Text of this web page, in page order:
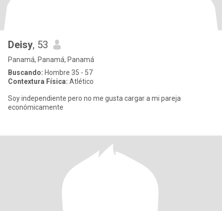
Deisy, 53
Panamá, Panamá, Panamá
Buscando: Hombre 35 - 57
Contextura Física: Atlético
Soy independiente pero no me gusta cargar a mi pareja
económicamente